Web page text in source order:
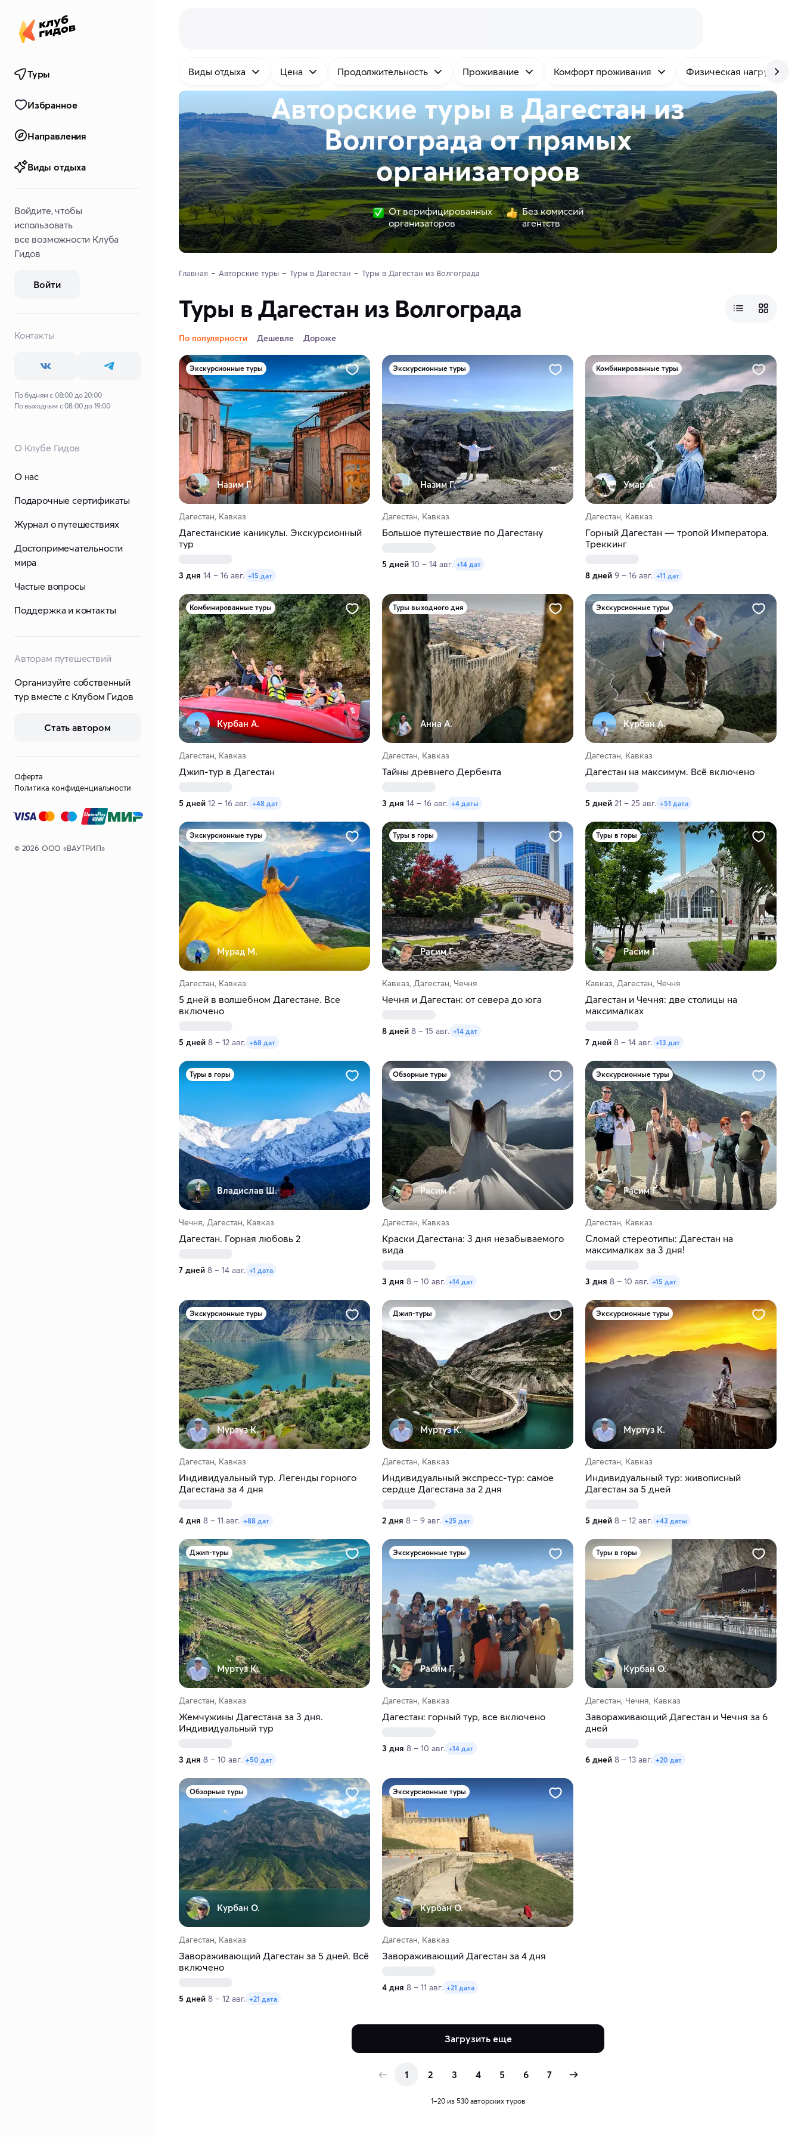
Туры
Избранное
Направления
Виды отдыха
Войдите, чтобы
использовать
все возможности Клуба
Гидов
Войти
Контакты
По будням с 08:00 до 20:00
По выходным с 08:00 до 19:00
О Клубе Гидов
О нас
Подарочные сертификаты
Журнал о путешествиях
Достопримечательности
мира
Частые вопросы
Поддержка и контакты
Авторам путешествий
Организуйте собственный
тур вместе с Клубом Гидов
Стать автором
Оферта
Политика конфиденциальности
© 2026 ООО «ВАУТРИП»
Виды отдыха Цена Продолжительность Проживание Комфорт проживания Физическая нагрузка
Авторские туры в Дагестан из
Волгограда отпрямых
организаторов
От верифицированных
организаторов
Без комиссий
агентств
Главная Авторские туры Туры в Дагестан Туры в Дагестан из Волгограда
Туры в Дагестан из Волгограда
По популярности Дешевле Дороже
Экскурсионные туры
Назим Г.
Дагестан, Кавказ
Дагестанские каникулы. Экскурсионный
тур
3 дня 14 – 16 авг. +15 дат
Экскурсионные туры
Назим Г.
Дагестан, Кавказ
Большое путешествие по Дагестану
5 дней 10 – 14 авг. +14 дат
Комбинированные туры
Умар А.
Дагестан, Кавказ
Горный Дагестан — тропой Императора.
Треккинг
8 дней 9 – 16 авг. +11 дат
Комбинированные туры
Курбан А.
Дагестан, Кавказ
Джип-тур в Дагестан
5 дней 12 – 16 авг. +48 дат
Туры выходного дня
Анна А.
Дагестан, Кавказ
Тайны древнего Дербента
3 дня 14 – 16 авг. +4 даты
Экскурсионные туры
Курбан А.
Дагестан, Кавказ
Дагестан на максимум. Вcё включено
5 дней 21 – 25 авг. +51 дата
Экскурсионные туры
Мурад М.
Дагестан, Кавказ
5 дней в волшебном Дагестане. Все
включено
5 дней 8 – 12 авг. +68 дат
Туры в горы
Расим Г.
Кавказ, Дагестан, Чечня
Чечня и Дагестан: от севера до юга
8 дней 8 – 15 авг. +14 дат
Туры в горы
Расим Г.
Кавказ, Дагестан, Чечня
Дагестан и Чечня: две столицы на
максималках
7 дней 8 – 14 авг. +13 дат
Туры в горы
Владислав Ш.
Чечня, Дагестан, Кавказ
Дагестан. Горная любовь 2
7 дней 8 – 14 авг. +1 дата
Обзорные туры
Расим Г.
Дагестан, Кавказ
Краски Дагестана: 3 дня незабываемого
вида
3 дня 8 – 10 авг. +14 дат
Экскурсионные туры
Расим Г.
Дагестан, Кавказ
Сломай стереотипы: Дагестан на
максималках за 3 дня!
3 дня 8 – 10 авг. +15 дат
Экскурсионные туры
Муртуз К.
Дагестан, Кавказ
Индивидуальный тур. Легенды горного
Дагестана за 4 дня
4 дня 8 – 11 авг. +88 дат
Джип-туры
Муртуз К.
Дагестан, Кавказ
Индивидуальный экспресс-тур: самое
сердце Дагестана за 2 дня
2 дня 8 – 9 авг. +25 дат
Экскурсионные туры
Муртуз К.
Дагестан, Кавказ
Индивидуальный тур: живописный
Дагестан за 5 дней
5 дней 8 – 12 авг. +43 даты
Джип-туры
Муртуз К.
Дагестан, Кавказ
Жемчужины Дагестана за 3 дня.
Индивидуальный тур
3 дня 8 – 10 авг. +50 дат
Экскурсионные туры
Расим Г.
Дагестан, Кавказ
Дагестан: горный тур, все включено
3 дня 8 – 10 авг. +14 дат
Туры в горы
Курбан О.
Дагестан, Чечня, Кавказ
Завораживающий Дагестан и Чечня за 6
дней
6 дней 8 – 13 авг. +20 дат
Обзорные туры
Курбан О.
Дагестан, Кавказ
Завораживающий Дагестан за 5 дней. Всё
включено
5 дней 8 – 12 авг. +21 дата
Экскурсионные туры
Курбан О.
Дагестан, Кавказ
Завораживающий Дагестан за 4 дня
4 дня 8 – 11 авг. +21 дата
Загрузить еще
1 2 3 4 5 6 7
1–20 из 530 авторских туров